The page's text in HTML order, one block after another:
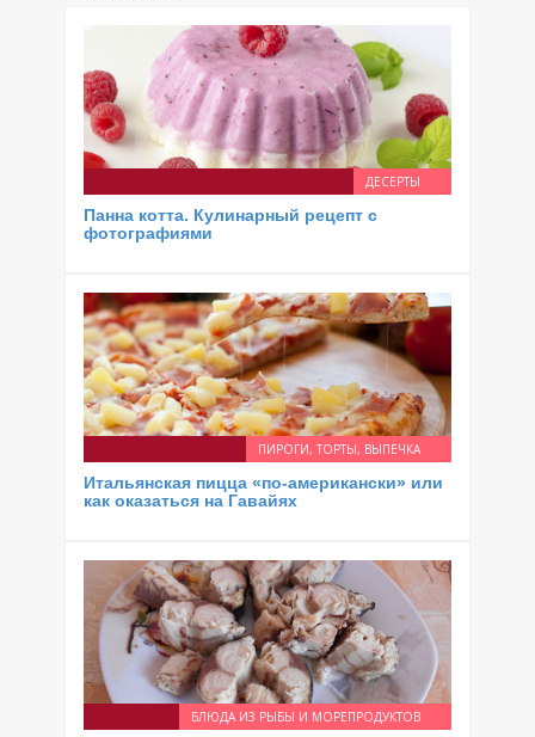
ДЕСЕРТЫ
Панна котта. Кулинарный рецепт с
фотографиями
ПИРОГИ, ТОРТЫ, ВЫПЕЧКА
Итальянская пицца «по-американски» или
как оказаться на Гавайях
БЛЮДА ИЗ РЫБЫ И МОРЕПРОДУКТОВ